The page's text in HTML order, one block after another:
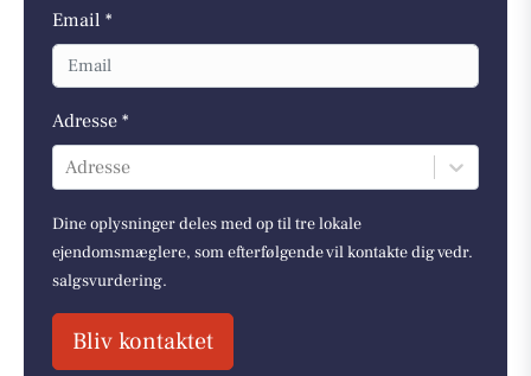
Email *
Adresse *
Adresse
Dine oplysninger deles med op til tre lokale
ejendomsmæglere, som efterfølgende vil kontakte dig vedr.
salgsvurdering.
Bliv kontaktet